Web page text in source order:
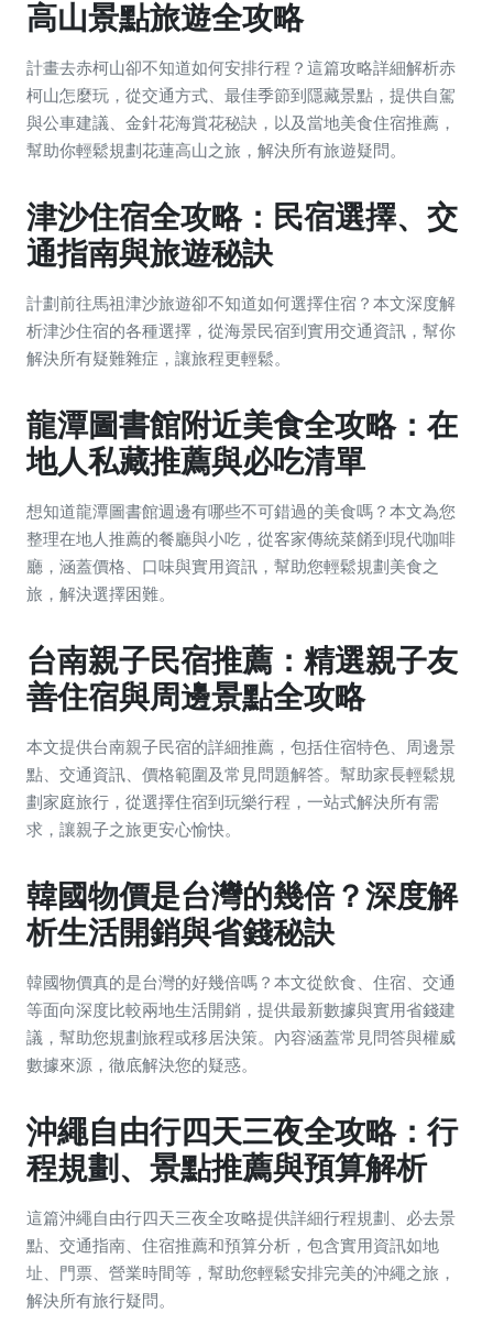
高山景點旅遊全攻略
計畫去赤柯山卻不知道如何安排行程？這篇攻略詳細解析赤
柯山怎麼玩，從交通方式、最佳季節到隱藏景點，提供自駕
與公車建議、金針花海賞花秘訣，以及當地美食住宿推薦，
幫助你輕鬆規劃花蓮高山之旅，解決所有旅遊疑問。
津沙住宿全攻略：民宿選擇、交
通指南與旅遊秘訣
計劃前往馬祖津沙旅遊卻不知道如何選擇住宿？本文深度解
析津沙住宿的各種選擇，從海景民宿到實用交通資訊，幫你
解決所有疑難雜症，讓旅程更輕鬆。
龍潭圖書館附近美食全攻略：在
地人私藏推薦與必吃清單
想知道龍潭圖書館週邊有哪些不可錯過的美食嗎？本文為您
整理在地人推薦的餐廳與小吃，從客家傳統菜餚到現代咖啡
廳，涵蓋價格、口味與實用資訊，幫助您輕鬆規劃美食之
旅，解決選擇困難。
台南親子民宿推薦：精選親子友
善住宿與周邊景點全攻略
本文提供台南親子民宿的詳細推薦，包括住宿特色、周邊景
點、交通資訊、價格範圍及常見問題解答。幫助家長輕鬆規
劃家庭旅行，從選擇住宿到玩樂行程，一站式解決所有需
求，讓親子之旅更安心愉快。
韓國物價是台灣的幾倍？深度解
析生活開銷與省錢秘訣
韓國物價真的是台灣的好幾倍嗎？本文從飲食、住宿、交通
等面向深度比較兩地生活開銷，提供最新數據與實用省錢建
議，幫助您規劃旅程或移居決策。內容涵蓋常見問答與權威
數據來源，徹底解決您的疑惑。
沖繩自由行四天三夜全攻略：行
程規劃、景點推薦與預算解析
這篇沖繩自由行四天三夜全攻略提供詳細行程規劃、必去景
點、交通指南、住宿推薦和預算分析，包含實用資訊如地
址、門票、營業時間等，幫助您輕鬆安排完美的沖繩之旅，
解決所有旅行疑問。